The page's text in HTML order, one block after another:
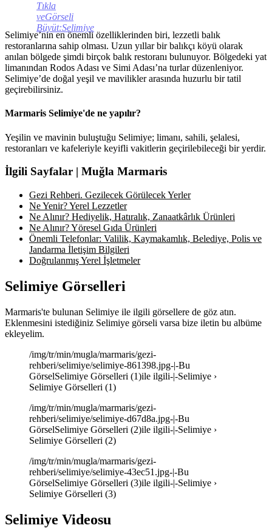
Tıkla
veGörseli
Büyüt:Selimiye
Selimiye’nin en önemli özelliklerinden biri, lezzetli balık
restoranlarına sahip olması. Uzun yıllar bir balıkçı köyü olarak
anılan bölgede şimdi birçok balık restoranı bulunuyor. Bölgedeki yat
limanından Rodos Adası ve Simi Adası’na turlar düzenleniyor.
Selimiye’de doğal yeşil ve mavilikler arasında huzurlu bir tatil
geçirebilirsiniz.
Marmaris Selimiye'de ne yapılır?
Yeşilin ve mavinin buluştuğu Selimiye; limanı, sahili, şelalesi,
restoranları ve kafeleriyle keyifli vakitlerin geçirilebileceği bir yerdir.
İlgili Sayfalar | Muğla Marmaris
Gezi Rehberi. Gezilecek Görülecek Yerler
Ne Yenir? Yerel Lezzetler
Ne Alınır? Hediyelik, Hatıralık, Zanaatkârlık Ürünleri
Ne Alınır? Yöresel Gıda Ürünleri
Önemli Telefonlar: Valilik, Kaymakamlık, Belediye, Polis ve
Jandarma İletişim Bilgileri
Doğrulanmış Yerel İşletmeler
Selimiye Görselleri
Marmaris'te bulunan Selimiye ile ilgili görsellere de göz atın.
Eklenmesini istediğiniz Selimiye görseli varsa bize iletin bu albüme
ekleyelim.
/img/tr/min/mugla/marmaris/gezi-
rehberi/selimiye/selimiye-861398.jpg-|-Bu
GörselSelimiye Görselleri (1)ile ilgili-|-Selimiye ›
Selimiye Görselleri (1)
/img/tr/min/mugla/marmaris/gezi-
rehberi/selimiye/selimiye-d67d8a.jpg-|-Bu
GörselSelimiye Görselleri (2)ile ilgili-|-Selimiye ›
Selimiye Görselleri (2)
/img/tr/min/mugla/marmaris/gezi-
rehberi/selimiye/selimiye-43ec51.jpg-|-Bu
GörselSelimiye Görselleri (3)ile ilgili-|-Selimiye ›
Selimiye Görselleri (3)
Selimiye Videosu